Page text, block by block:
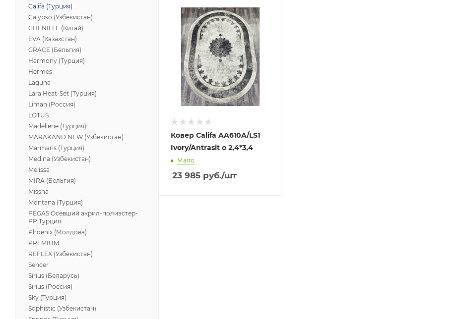
Ковер Califa AA610A/LS1
Ivory/Antrasit o 2,4*3,4
Мало
23 985 руб./шт
Califa (Турция)
Calypso (Узбекистан)
CHENILLE (Китай)
EVA (Казахстан)
GRACE (Бельгия)
Harmony (Турция)
Hermes
Laguna
Lara Heat-Set (Турция)
Liman (Россия)
LOTUS
Madeliene (Турция)
MARAKAND NEW (Узбекистан)
Marmaris (Турция)
Medina (Узбекистан)
Melissa
MIRA (Бельгия)
Missha
Montana (Турция)
PEGAS Осевший акрил-полиэстер-
PP Турция
Phoenix (Молдова)
PREMIUM
REFLEX (Узбекистан)
Sencer
Sirius (Беларусь)
Sirius (Россия)
Sky (Турция)
Sophistic (Узбекистан)